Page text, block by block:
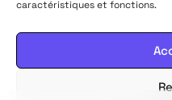
caractéristiques et fonctions.
PRODUITS CONTENANT
INTERDITS AUX FEMMES
CONDUIRE APRÈS USAGE